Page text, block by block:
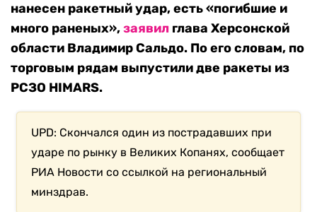
нанесен ракетный удар, есть «погибшие и
много раненых»,заявил глава Херсонской
области Владимир Сальдо. По его словам, по
торговым рядам выпустили две ракеты из
РСЗО HIMARS.
UPD: Скончался один из пострадавших при
ударе по рынку в Великих Копанях, сообщает
РИА Новости со ссылкой на региональный
минздрав.